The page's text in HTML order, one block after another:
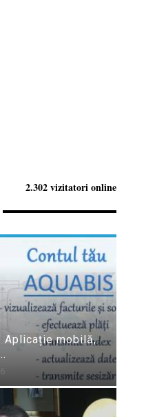
2.302 vizitatori online
Aplicație mobilă,